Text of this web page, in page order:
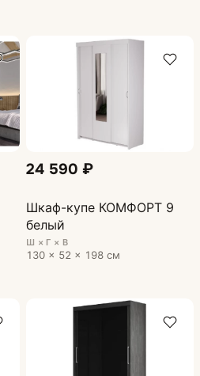
24 590 ₽
Шкаф-купе КОМФОРТ 9
белый
Ш × Г × В
130 × 52 × 198 см